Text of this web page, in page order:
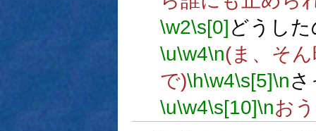
\w2\s[0]どうし
\u\w4\n(ま、そ
で)\h\w4\s[5]\n
\u\w4\s[10]\nお